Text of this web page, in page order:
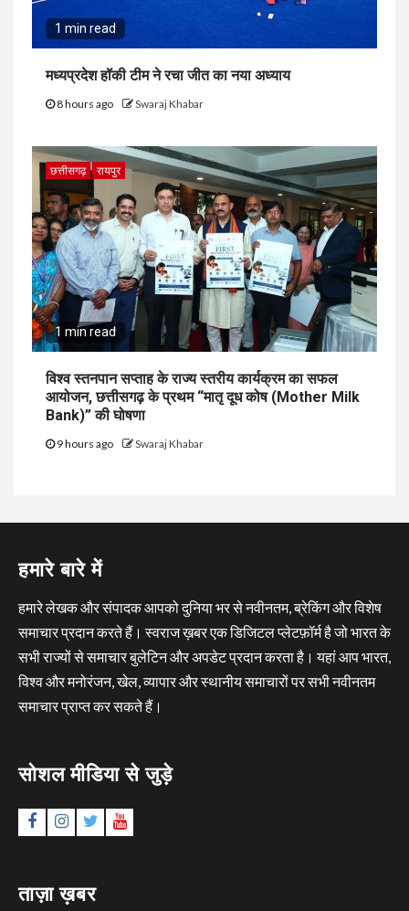
1 min read
मध्यप्रदेश हॉकी टीम ने रचा जीत का नया अध्याय
8 hours ago Swaraj Khabar
छत्तीसगढ़ रायपुर
1 min read
विश्व स्तनपान सप्ताह के राज्य स्तरीय कार्यक्रम का सफल
आयोजन, छत्तीसगढ़ के प्रथम “मातृ दूध कोष (Mother Milk
Bank)” की घोषणा
9 hours ago Swaraj Khabar
हमारे बारे में
हमारे लेखक और संपादक आपको दुनिया भर से नवीनतम, ब्रेकिंग और विशेष
समाचार प्रदान करते हैं। स्वराज ख़बर एक डिजिटल प्लेटफ़ॉर्म है जो भारत के
सभी राज्यों से समाचार बुलेटिन और अपडेट प्रदान करता है। यहां आप भारत,
विश्व और मनोरंजन, खेल, व्यापार और स्थानीय समाचारों पर सभी नवीनतम
समाचार प्राप्त कर सकते हैं।
सोशल मीडिया से जुड़े
FacebookInstagram
TwitterYouTube
ताज़ा ख़बर